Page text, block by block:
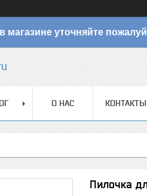
магазине уточняйте
О НАС КОНТАКТЫ
Пилочка